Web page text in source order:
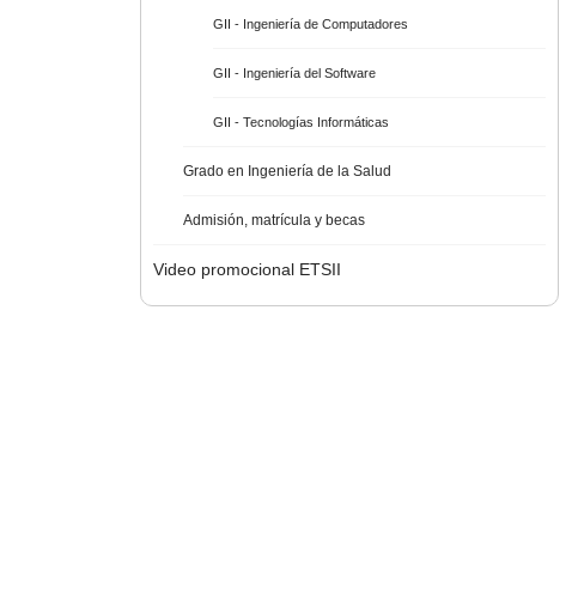
GII - Ingeniería de Computadores
GII - Ingeniería del Software
GII - Tecnologías Informáticas
Grado en Ingeniería de la Salud
Admisión, matrícula y becas
Video promocional ETSII